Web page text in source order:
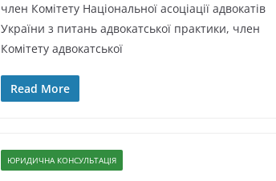
член Комітету Національної асоціації адвокатів
України з питань адвокатської практики, член
Комітету адвокатської
Read More
ЮРИДИЧНА КОНСУЛЬТАЦІЯ